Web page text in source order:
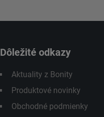
Dôležité odkazy
Aktuality z Bonity
Produktové novinky
Obchodné podmienky